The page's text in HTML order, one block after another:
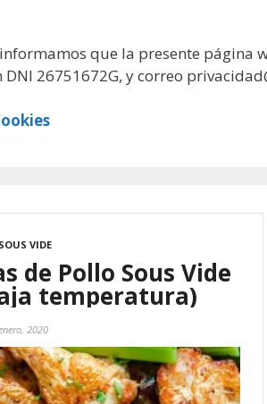
que la presente página
26751672G, y correo
VIDE
de Pollo Sous Vide
temperatura)
2020